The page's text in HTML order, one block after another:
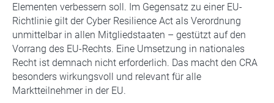
Elementen verbessern soll. Im Gegensatz zu einer EU-
Richtlinie gilt der Cyber Resilience Act als Verordnung
unmittelbar in allen Mitgliedstaaten – gestützt auf den
Vorrang des EU-Rechts. Eine Umsetzung in nationales
Recht ist demnach nicht erforderlich. Das macht den CRA
besonders wirkungsvoll und relevant für alle
Marktteilnehmer in der EU.